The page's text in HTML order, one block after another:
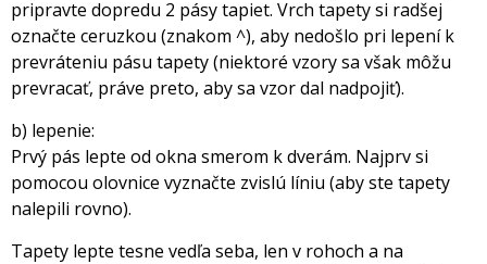
pripravte dopredu 2 pásy tapiet. Vrch tapety si radšej
označte ceruzkou (znakom ^), aby nedošlo pri lepení k
prevráteniu pásu tapety (niektoré vzory sa však môžu
prevracať, práve preto, aby sa vzor dal nadpojiť).
b) lepenie:
Prvý pás lepte od okna smerom k dverám. Najprv si
pomocou olovnice vyznačte zvislú líniu (aby ste tapety
nalepili rovno).
Tapety lepte tesne vedľa seba, len v rohoch a na